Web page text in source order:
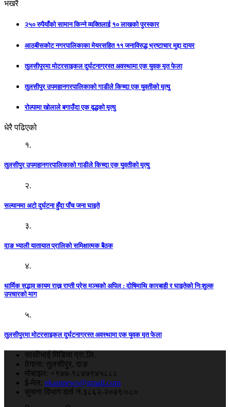
भखरै
२५० रुपैयाँको सामान किन्ने व्यक्तिलाई १० लाखको पुरस्कार
आठबीसकोट नगरपालिकाका मेयरसहित ११ जनाविरुद्ध भ्रष्टाचार मुद्दा दायर
तुलसीपुरमा माेटरसाइकल दुर्घटनाग्रस्त अवस्थामा एक युवक मृत फेला
तुलसीपुर उपमहानगरपालिकाकाे गाडीले किच्दा एक युवतीकाे मृत्यु
रोल्पामा खोलाले बगाउँदा एक वृद्धको मृत्यु
धेरै पढिएको
१.
तुलसीपुर उपमहानगरपालिकाकाे गाडीले किच्दा एक युवतीकाे मृत्यु
२.
सल्यानमा अटो दुर्घटना हुँदा पाँच जना घाइते
३.
दाङ भ्याली यातायात प्रालिको समिक्षात्मक बैठक
४.
धार्मिक सद्भाव कायम राख्न राप्ती प्रेस मञ्चको अपिल : दाेषिमाथि कारबाही र घाइतेको निःशुल्क
उपचारको माग
५.
तुलसीपुरमा माेटरसाइकल दुर्घटनाग्रस्त अवस्थामा एक युवक मृत फेला
साथीभाई मिडिया प्रा.लि.
ठेगाना: तुलसीपुर, दाङ
मोबाइल: +९७७-९८४७९४५८८८
ई-मेल: ekapinews@gmail.com
सुचना विभाग दर्ता नं.३८६२-२०७९/०८०